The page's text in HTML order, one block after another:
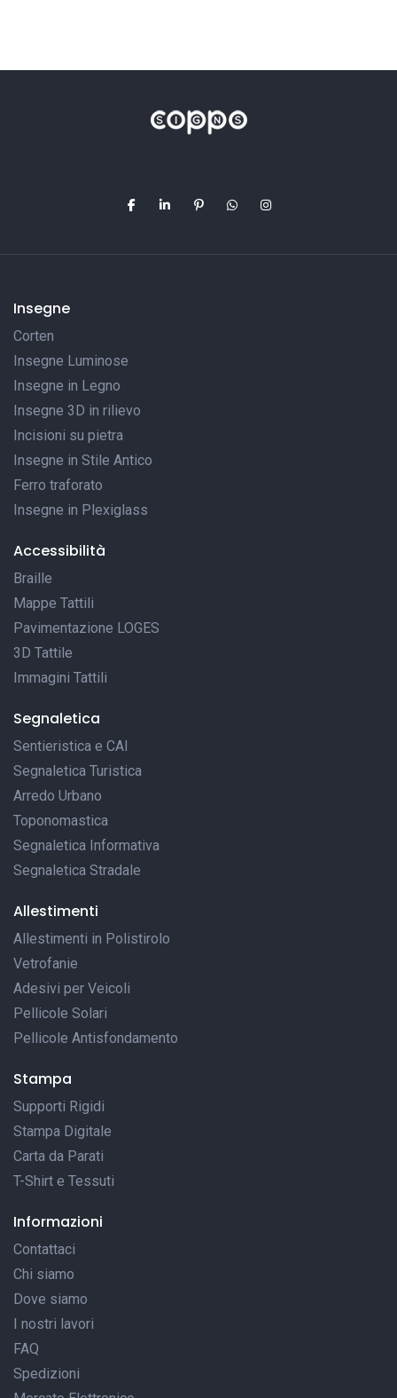
Insegne
Corten
Insegne Luminose
Insegne in Legno
Insegne 3D in rilievo
Incisioni su pietra
Insegne in Stile Antico
Ferro traforato
Insegne in Plexiglass
Accessibilità
Braille
Mappe Tattili
Pavimentazione LOGES
3D Tattile
Immagini Tattili
Segnaletica
Sentieristica e CAI
Segnaletica Turistica
Arredo Urbano
Toponomastica
Segnaletica Informativa
Segnaletica Stradale
Allestimenti
Allestimenti in Polistirolo
Vetrofanie
Adesivi per Veicoli
Pellicole Solari
Pellicole Antisfondamento
Stampa
Supporti Rigidi
Stampa Digitale
Carta da Parati
T-Shirt e Tessuti
Informazioni
Contattaci
Chi siamo
Dove siamo
I nostri lavori
FAQ
Spedizioni